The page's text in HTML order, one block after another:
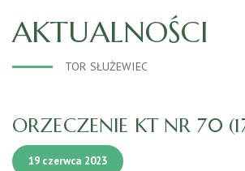
AKTUALNOŚCI
TOR SŁUŻEWIEC
ORZECZENIE KT NR 70
19 czerwca 2023